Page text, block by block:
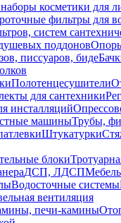
косметики для
фильтры для
систем
поддонов
писсуаров, биде
Полотенцесушители
для сантехники
инсталляций
машиныТрубы,
Штукатурки
блоки
ДСП, ЛДСП
Водосточные системы
вентиляция
печи-камины